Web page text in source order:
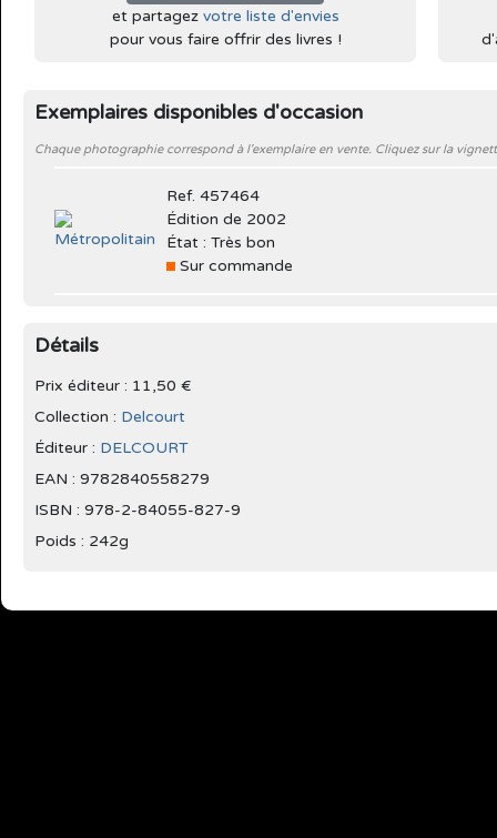
et partagez votre liste d'envies
pour vous faire offrir des livres !
Exemplaires disponibles d'occasion
Chaque photographie correspond à l'exemplaire en vente. Cliquez sur la
Ref. 457464
Édition de 2002
État : Très bon
Sur commande
Détails
Prix éditeur : 11,50 €
Collection : Delcourt
Éditeur : DELCOURT
EAN : 9782840558279
ISBN : 978-2-84055-827-9
Poids : 242g